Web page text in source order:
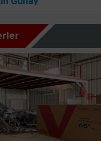
ANLAŞMALARI
OLAN
ve FAZİLET